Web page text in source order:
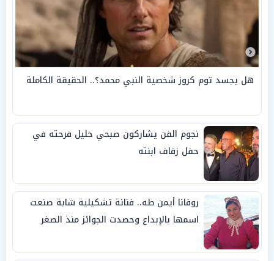
هل يجسد توم كروز شخصية النبي محمد؟.. الحقيقة الكاملة
نجوم الفن يشاركون صبحي خليل فرحته في
حفل زفاف ابنته
روفانا أيمن طه.. فنانة تشكيلية شابة صنعت
اسمها بالإبداع وحصدت الجوائز منذ الصغر